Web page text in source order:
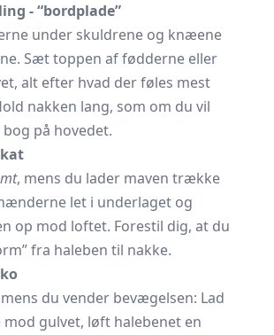
- “bordplade”
under skuldrene og knæene
Sæt toppen af fødderne eller
alt efter hvad der føles mest
nakken lang, som om du vil
på hovedet.
, mens du lader maven trække
let i underlaget og
op mod loftet. Forestil dig, at du
fra haleben til nakke.
du vender bevægelsen: Lad
mod gulvet, løft halebenet en